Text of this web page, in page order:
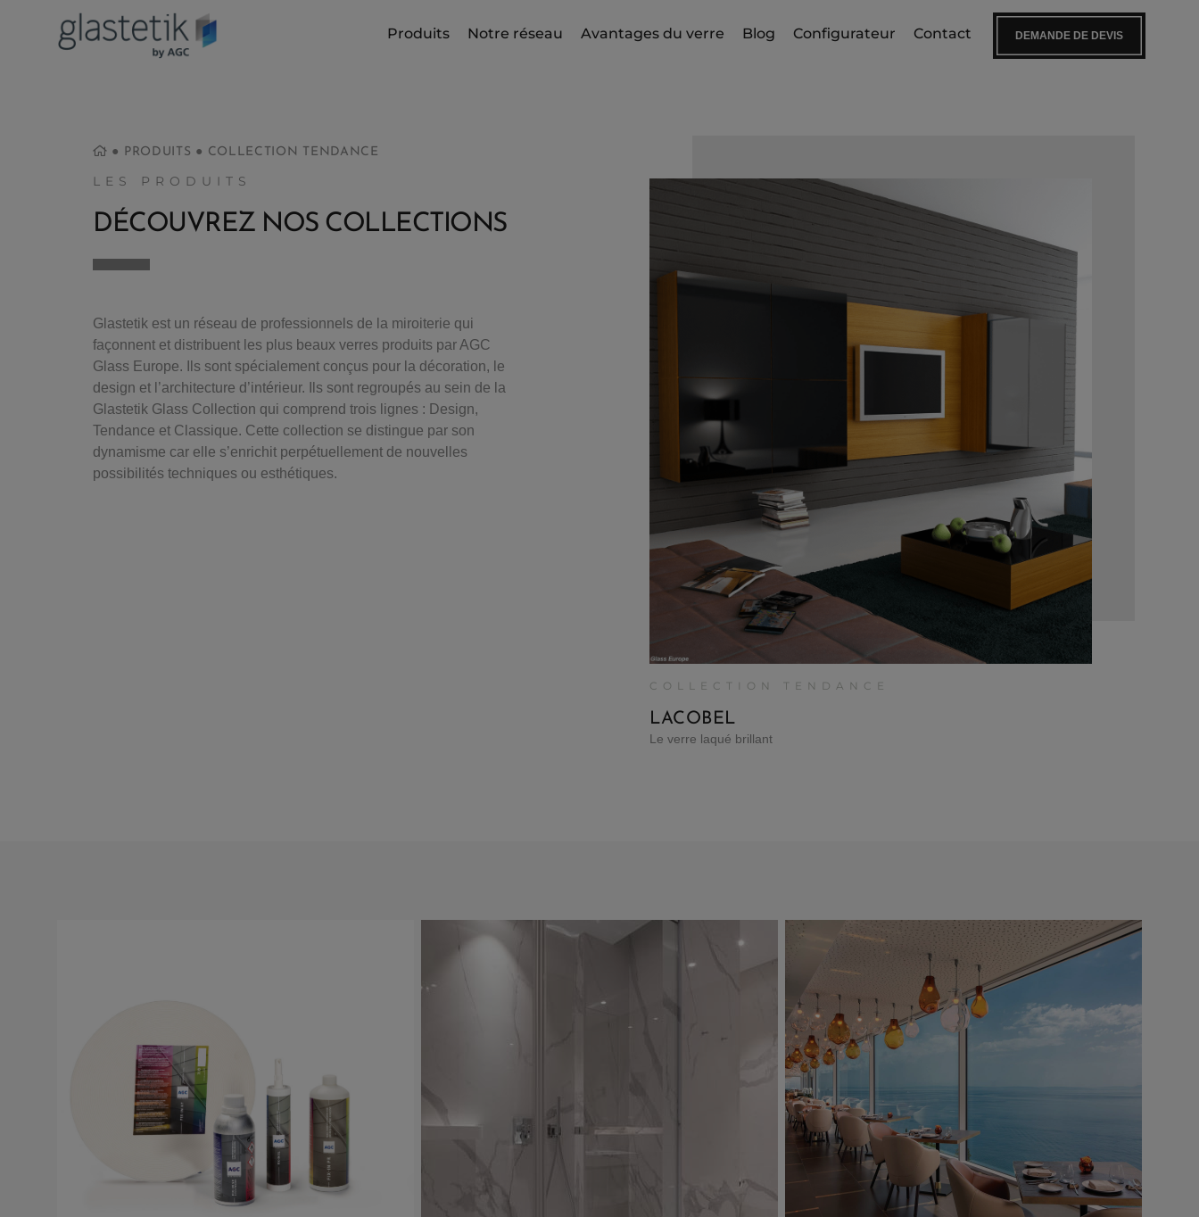
Produits Notre réseau Avantages du verre Blog Configurateur Contact DEMANDE DE DEVIS
COLLECTION TENDANCE
LACOBEL
Le verre laqué brillant
● PRODUITS ● COLLECTION TENDANCE
LES PRODUITS
DÉCOUVREZ NOS COLLECTIONS
Glastetik est un réseau de professionnels de la miroiterie qui
façonnent et distribuent les plus beaux verres produits par AGC
Glass Europe. Ils sont spécialement conçus pour la décoration, le
design et l’architecture d’intérieur. Ils sont regroupés au sein de la
Glastetik Glass Collection qui comprend trois lignes : Design,
Tendance et Classique. Cette collection se distingue par son
dynamisme car elle s’enrichit perpétuellement de nouvelles
possibilités techniques ou esthétiques.